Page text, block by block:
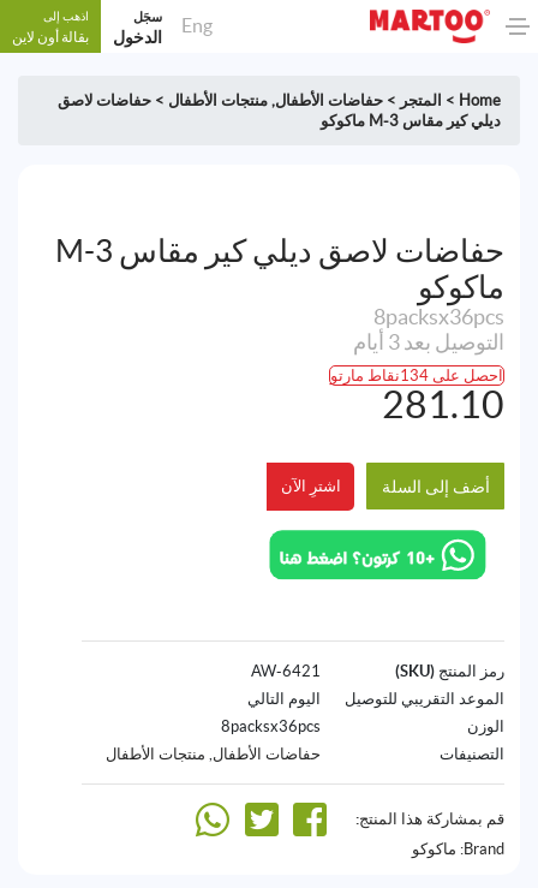
Eng سجَل
الدخول
اذهب إلى
بقالة أون لاين
Home
> المتجر > حفاضات الأطفال, منتجات الأطفال > حفاضات لاصق
ديلي كير مقاس M-3 ماكوكو
حفاضات لاصق ديلي كير مقاس M-3
ماكوكو
8packsx36pcs
التوصيل بعد 3 أيام
احصل على 134نقاط مارتو
281.10
أضف إلى السلة اشترِ الآن
رمز المنتج (SKU)
6421-AW
الموعد التقريبي للتوصيل
اليوم التالي
الوزن
8packsx36pcs
التصنيفات
حفاضات الأطفال, منتجات الأطفال
قم بمشاركة هذا المنتج:
Brand: ماكوكو